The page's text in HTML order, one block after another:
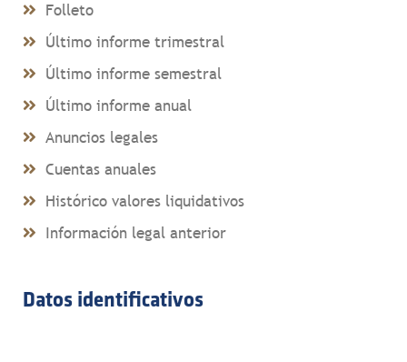
Folleto
Último informe trimestral
Último informe semestral
Último informe anual
Anuncios legales
Cuentas anuales
Histórico valores liquidativos
Información legal anterior
Datos identificativos